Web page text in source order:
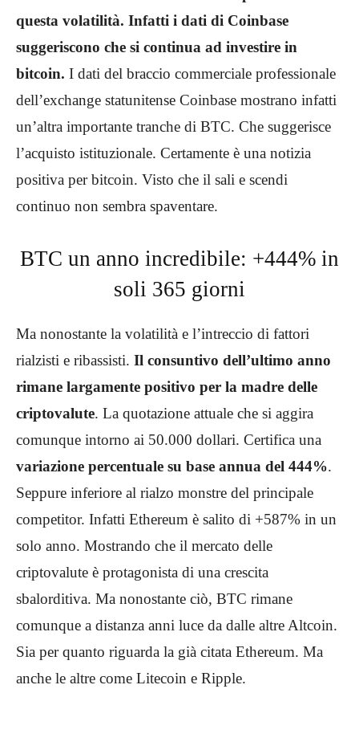
questa volatilità. Infatti i dati di Coinbase
suggeriscono che si continua ad investire in
bitcoin. I dati del braccio commerciale professionale
dell’exchange statunitense Coinbase mostrano infatti
un’altra importante tranche di BTC. Che suggerisce
l’acquisto istituzionale. Certamente è una notizia
positiva per bitcoin. Visto che il sali e scendi
continuo non sembra spaventare.
BTC un anno incredibile: +444% in
soli 365 giorni
Ma nonostante la volatilità e l’intreccio di fattori
rialzisti e ribassisti. Il consuntivo dell’ultimo anno
rimane largamente positivo per la madre delle
criptovalute. La quotazione attuale che si aggira
comunque intorno ai 50.000 dollari. Certifica una
variazione percentuale su base annua del 444%.
Seppure inferiore al rialzo monstre del principale
competitor. Infatti Ethereum è salito di +587% in un
solo anno. Mostrando che il mercato delle
criptovalute è protagonista di una crescita
sbalorditiva. Ma nonostante ciò, BTC rimane
comunque a distanza anni luce da dalle altre Altcoin.
Sia per quanto riguarda la già citata Ethereum. Ma
anche le altre come Litecoin e Ripple.